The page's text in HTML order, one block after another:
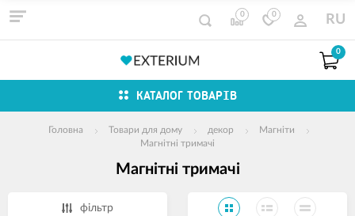
0 0 RU
0
КАТАЛОГ ТОВАРІВ
Головна Товари для дому декор
Магніти
Магнітні тримачі
Магнітні тримачі
фільтр